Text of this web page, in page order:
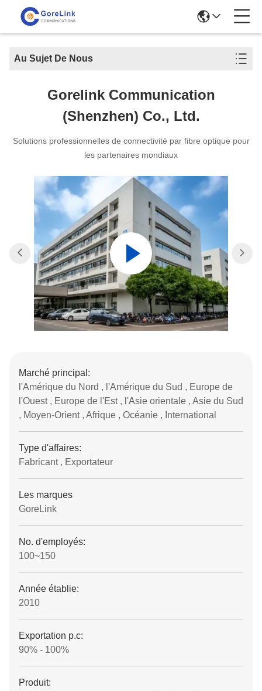
Au Sujet De Nous
Gorelink Communication
(Shenzhen) Co., Ltd.
Solutions professionnelles de connectivité par fibre optique pour
les partenaires mondiaux
Marché principal:
l'Amérique du Nord , l'Amérique du Sud , Europe de
l'Ouest , Europe de l'Est , l'Asie orientale , Asie du Sud
, Moyen-Orient , Afrique , Océanie , International
Type d'affaires:
Fabricant , Exportateur
Les marques
GoreLink
No. d'employés:
100~150
Année établie:
2010
Exportation p.c:
90% - 100%
Produit: